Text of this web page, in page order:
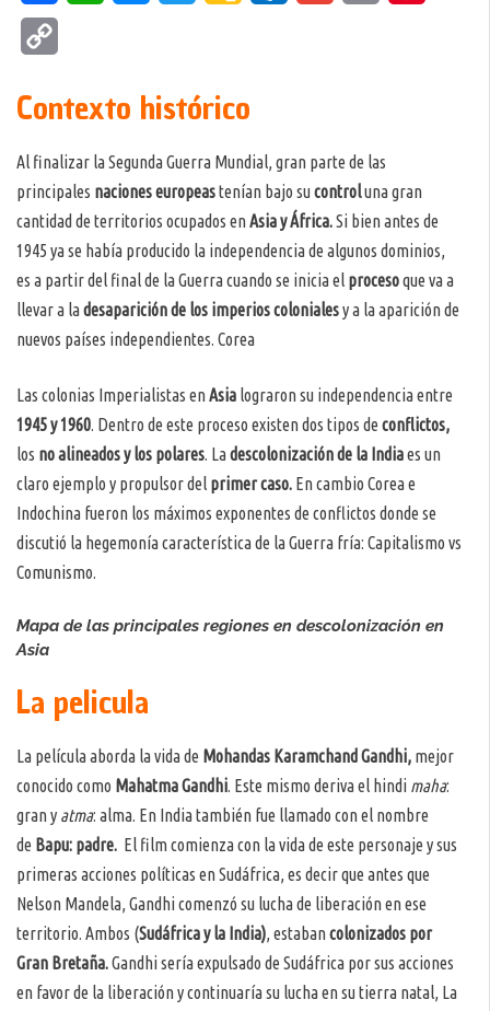
Contexto histórico
Al finalizar la Segunda Guerra Mundial, gran parte de las
principales naciones europeastenían bajo sucontroluna gran
cantidad de territorios ocupados enAsia y África.Si bien antes de
1945 ya se había producido la independencia de algunos dominios,
es a partir del final de la Guerra cuando se inicia el procesoque va a
llevar a ladesaparición de los imperios colonialesy a la aparición de
nuevos países independientes. Corea
Las colonias Imperialistas enAsia lograron su independencia entre
1945 y 1960. Dentro de este proceso existen dos tipos de conflictos,
los no alineados y los polares. Ladescolonización de la Indiaes un
claro ejemplo y propulsor del primer caso. En cambio Corea e
Indochina fueron los máximos exponentes de conflictos donde se
discutió la hegemonía característica de la Guerra fría: Capitalismo vs
Comunismo.
Mapa de las principales regiones en descolonización en
Asia
La pelicula
La película aborda la vida de Mohandas Karamchand Gandhi, mejor
conocido como Mahatma Gandhi. Este mismo deriva el hindi maha:
gran y atma: alma. En India también fue llamado con el nombre
de Bapu: padre. El film comienza con la vida de este personaje y sus
primeras acciones políticas en Sudáfrica, es decir que antes que
Nelson Mandela, Gandhi comenzó su lucha de liberación en ese
territorio. Ambos (Sudáfrica y la India), estabancolonizados por
Gran Bretaña.Gandhi sería expulsado de Sudáfrica por sus acciones
en favor de la liberación y continuaría su lucha en su tierra natal, La